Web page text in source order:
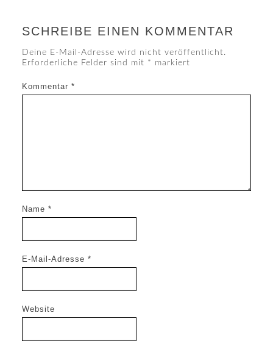
SCHREIBE EINEN KOMMENTAR
Deine E-Mail-Adresse wird nicht veröffentlicht.
Erforderliche Felder sind mit * markiert
Kommentar *
Name *
E-Mail-Adresse *
Website